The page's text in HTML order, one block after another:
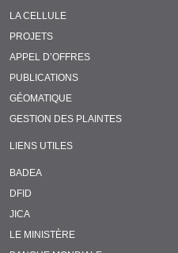
LA CELLULE
PROJETS
APPEL D’OFFRES
PUBLICATIONS
GÉOMATIQUE
GESTION DES PLAINTES
LIENS UTILES
BADEA
DFID
JICA
LE MINISTÈRE